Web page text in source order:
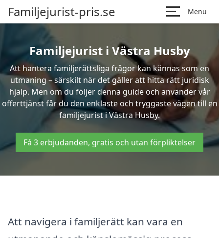
Familjejurist-pris.se Menu
Familjejurist i Västra Husby
Att hantera familjerättsliga frågor kan kännas som en
utmaning – särskilt när det gäller att hitta rätt juridisk
hjälp. Men om du följer denna guide och använder vår
offerttjänst får du den enklaste och tryggaste vägen till en
familjejurist i Västra Husby.
Få 3 erbjudanden, gratis och utan förpliktelser
Att navigera i familjerätt kan vara en